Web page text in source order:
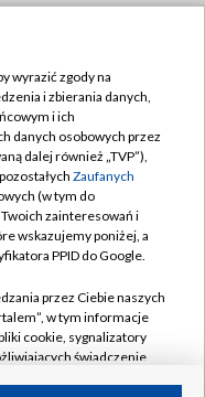
wyrazić zgody na
i zbierania danych,
i ich
danych osobowych przez
dalej również „TVP”),
Zaufanych
(w tym do
zainteresowań i
wskazujemy poniżej, a
PPID do Google.
przez Ciebie naszych
w tym informacje
cookie, sygnalizatory
świadczenie